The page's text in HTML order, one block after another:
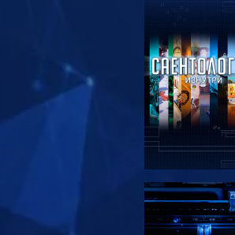
СМОТРЕТЬ